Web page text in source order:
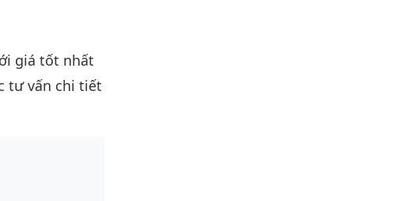
giá tốt nhất
tư vấn chi tiết